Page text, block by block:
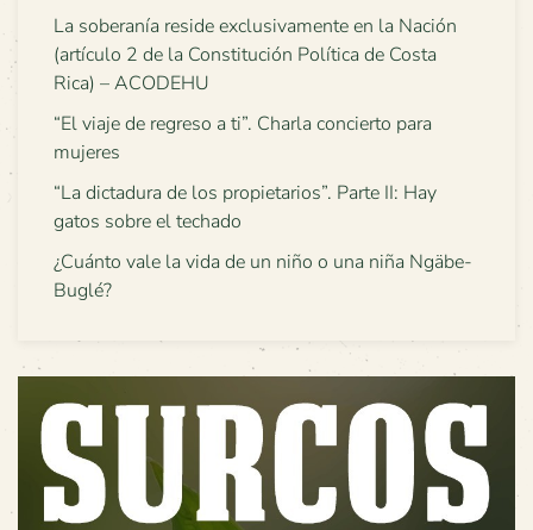
La soberanía reside exclusivamente en la Nación
(artículo 2 de la Constitución Política de Costa
Rica) – ACODEHU
“El viaje de regreso a ti”. Charla concierto para
mujeres
“La dictadura de los propietarios”. Parte II: Hay
gatos sobre el techado
¿Cuánto vale la vida de un niño o una niña Ngäbe-
Buglé?